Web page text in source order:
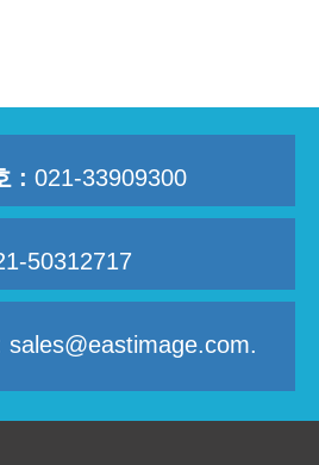
: 021-33909300
50312717
sales@eastimage.com.